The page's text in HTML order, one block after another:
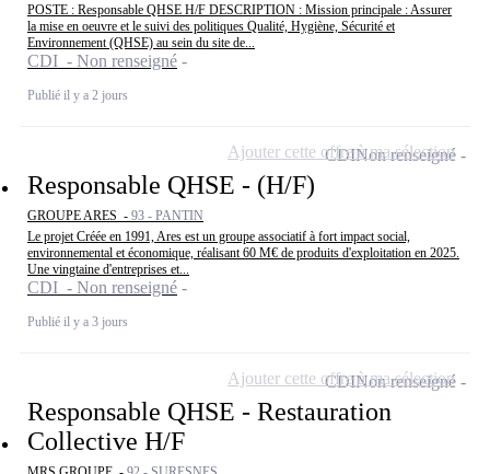
POSTE : Responsable QHSE H/F DESCRIPTION : Mission principale : Assurer
la mise en oeuvre et le suivi des politiques Qualité, Hygiène, Sécurité et
Environnement (QHSE) au sein du site de...
CDI - Non renseigné
Publié il y a 2 jours
Responsable QHSE - (H/F)
GROUPE ARES - 93 - PANTIN
Le projet Créée en 1991, Ares est un groupe associatif à fort impact social,
environnemental et économique, réalisant 60 M€ de produits d'exploitation en 2025.
Une vingtaine d'entreprises et...
CDI - Non renseigné
Publié il y a 3 jours
CDINon renseigné
Ajouter cette offre à ma sélection
Responsable QHSE - Restauration
Collective H/F
CDINon renseigné
Ajouter cette offre à ma sélection